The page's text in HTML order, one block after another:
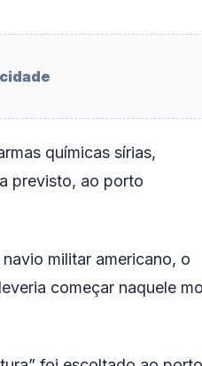
químicas sírias,
previsto, ao porto
militar americano, o
começar naquele